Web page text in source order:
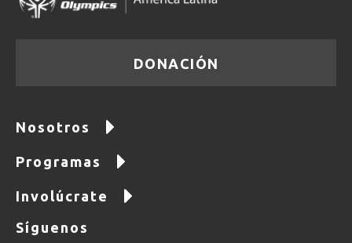
DONACIÓN
Nosotros
Programas
Involúcrate
Síguenos